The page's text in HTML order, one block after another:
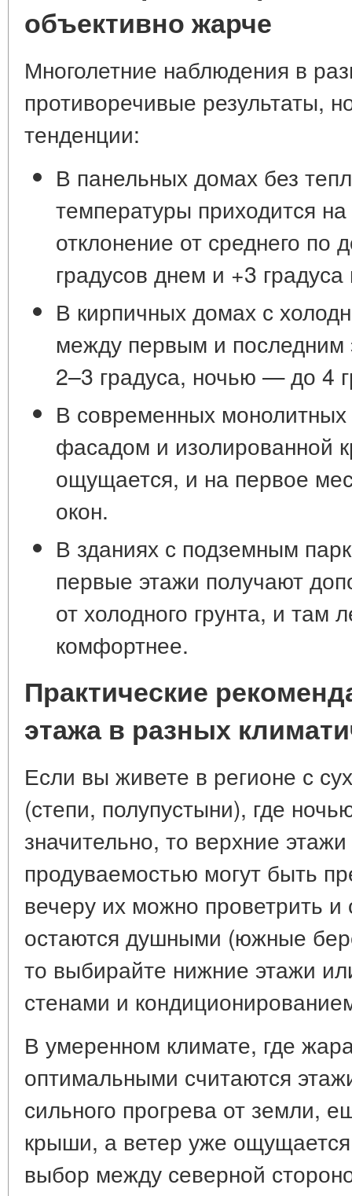
объективно жарче
Многолетние наблюдения в
противоречивые результаты,
тенденции:
В панельных домах без
температуры приходится
отклонение от среднего по
градусов днем и +3
В кирпичных домах с
между первым и последним
2–3 градуса, ночью — до 4
В современных
фасадом и изолированной
ощущается, и на первое
окон.
В зданиях с подземным
первые этажи получают
от холодного грунта, и
комфортнее.
Практические
этажа в разных
Если вы живете в регионе с
(степи, полупустыни), где
значительно, то верхние
продуваемостью могут быть
вечеру их можно проветрить
остаются душными (южные
то выбирайте нижние этажи
стенами и
В умеренном климате, где
оптимальными считаются
сильного прогрева от земли,
крыши, а ветер уже
выбор между северной